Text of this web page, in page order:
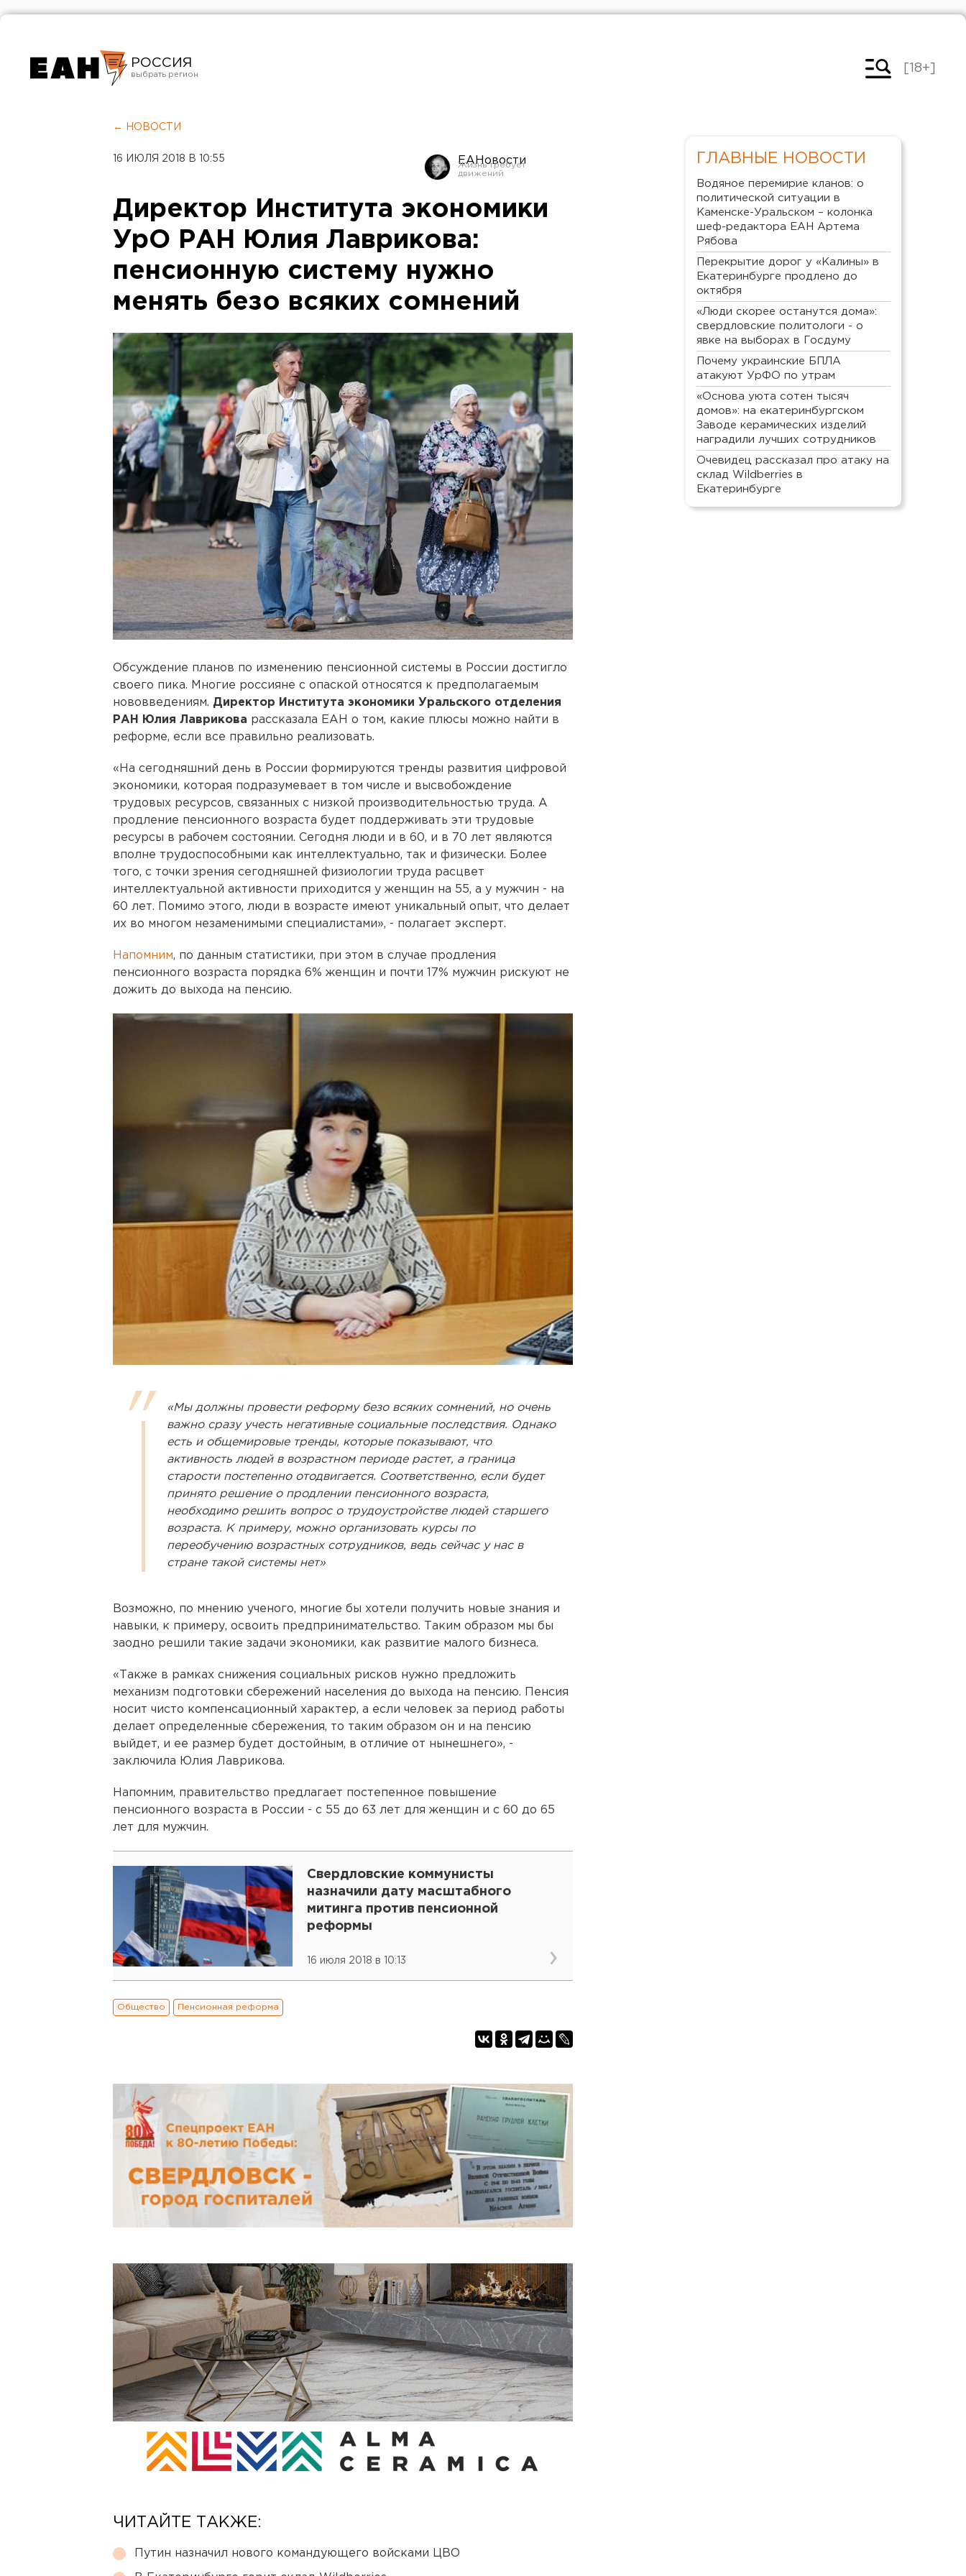
РОССИЯ
Челябинск
[18+]
← НОВОСТИ
16 ИЮЛЯ 2018 В 10:55 ЕАНовости
Директор Института экономики
УрО РАН Юлия Лаврикова:
пенсионную систему нужно
менять безо всяких сомнений
Обсуждение планов по изменению пенсионной системы в России достигло
своего пика. Многие россияне с опаской относятся к предполагаемым
нововведениям. Директор Института экономики Уральского отделения
РАН Юлия Лаврикова рассказала ЕАН о том, какие плюсы можно найти в
реформе, если все правильно реализовать.
«На сегодняшний день в России формируются тренды развития цифровой
экономики, которая подразумевает в том числе и высвобождение
трудовых ресурсов, связанных с низкой производительностью труда. А
продление пенсионного возраста будет поддерживать эти трудовые
ресурсы в рабочем состоянии. Сегодня люди и в 60, и в 70 лет являются
вполне трудоспособными как интеллектуально, так и физически. Более
того, с точки зрения сегодняшней физиологии труда расцвет
интеллектуальной активности приходится у женщин на 55, а у мужчин - на
60 лет. Помимо этого, люди в возрасте имеют уникальный опыт, что делает
их во многом незаменимыми специалистами», - полагает эксперт.
Напомним, по данным статистики, при этом в случае продления
пенсионного возраста порядка 6% женщин и почти 17% мужчин рискуют не
дожить до выхода на пенсию.
«Мы должны провести реформу безо всяких сомнений, но очень
важно сразу учесть негативные социальные последствия. Однако
есть и общемировые тренды, которые показывают, что
активность людей в возрастном периоде растет, а граница
старости постепенно отодвигается. Соответственно, если будет
принято решение о продлении пенсионного возраста,
необходимо решить вопрос о трудоустройстве людей старшего
возраста. К примеру, можно организовать курсы по
переобучению возрастных сотрудников, ведь сейчас у нас в
стране такой системы нет»
Возможно, по мнению ученого, многие бы хотели получить новые знания и
навыки, к примеру, освоить предпринимательство. Таким образом мы бы
заодно решили такие задачи экономики, как развитие малого бизнеса.
«Также в рамках снижения социальных рисков нужно предложить
механизм подготовки сбережений населения до выхода на пенсию. Пенсия
носит чисто компенсационный характер, а если человек за период работы
делает определенные сбережения, то таким образом он и на пенсию
выйдет, и ее размер будет достойным, в отличие от нынешнего», -
заключила Юлия Лаврикова.
Напомним, правительство предлагает постепенное повышение
пенсионного возраста в России - с 55 до 63 лет для женщин и с 60 до 65
лет для мужчин.
Свердловские коммунисты
назначили дату масштабного
митинга против пенсионной
реформы
16 июля 2018 в 10:13
Общество Пенсионная реформа
ЧИТАЙТЕ ТАКЖЕ:
Путин назначил нового командующего войсками ЦВО
ГЛАВНЫЕ НОВОСТИ
Водяное перемирие кланов: о
политической ситуации в
Каменске-Уральском – колонка
шеф-редактора ЕАН Артема
Рябова
Перекрытие дорог у «Калины» в
Екатеринбурге продлено до
октября
«Люди скорее останутся дома»:
свердловские политологи - о
явке на выборах в Госдуму
Почему украинские БПЛА
атакуют УрФО по утрам
«Основа уюта сотен тысяч
домов»: на екатеринбургском
Заводе керамических изделий
наградили лучших сотрудников
Очевидец рассказал про атаку на
склад Wildberries в
Екатеринбурге